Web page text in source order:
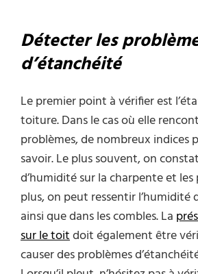
Détecter les
d’étanchéité
Le premier point à vérifier est
toiture. Dans le cas où elle
problèmes, de nombreux indices
savoir. Le plus souvent, on
d’humidité sur la charpente et les
plus, on peut ressentir l’humidité
ainsi que dans les combles. La
sur le toitdoit également être
causer des problèmes